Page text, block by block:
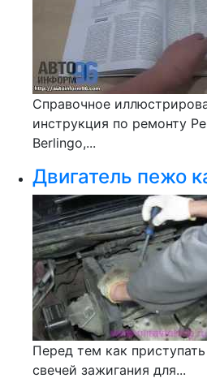
Справочное
инструкция по ремонту
Berlingo,...
Двигатель пежо
Перед тем как
свечей зажигания для...